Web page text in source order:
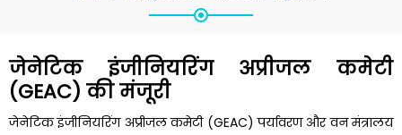
जेनेटिक इंजीनियरिंग अप्रीजल कमेटी
(GEAC) की मंजूरी
जेनेटिक इंजीनियरिंग अप्रीजल कमेटी (GEAC) पर्यावरण और वन मंत्रालय